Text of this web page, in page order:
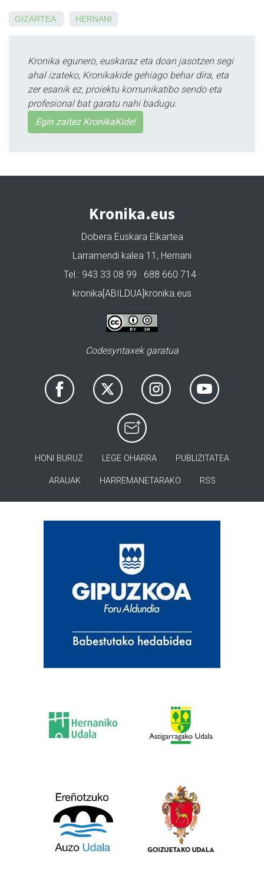
GIZARTEA HERNANI
Kronika egunero, euskaraz eta doan jasotzen segi
ahal izateko, Kronikakide gehiago behar dira, eta
zer esanik ez, proiektu komunikatibo sendo eta
profesional bat garatu nahi badugu.
Egin zaitez KronikaKide!
Kronika.eus
Dobera Euskara Elkartea
Larramendi kalea 11, Hernani
Tel.: 943 33 08 99 · 688 660 714 ·
kronika[ABILDUA]kronika.eus
Codesyntaxek garatua
HONI BURUZ LEGE OHARRA PUBLIZITATEA
ARAUAK HARREMANETARAKO RSS